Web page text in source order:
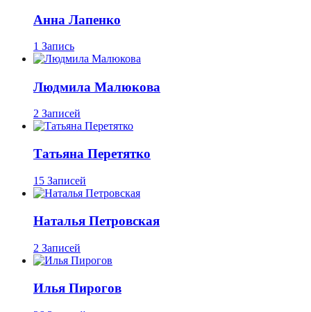
Анна Лапенко
1 Запись
Людмила Малюкова
2 Записей
Татьяна Перетятко
15 Записей
Наталья Петровская
2 Записей
Илья Пирогов